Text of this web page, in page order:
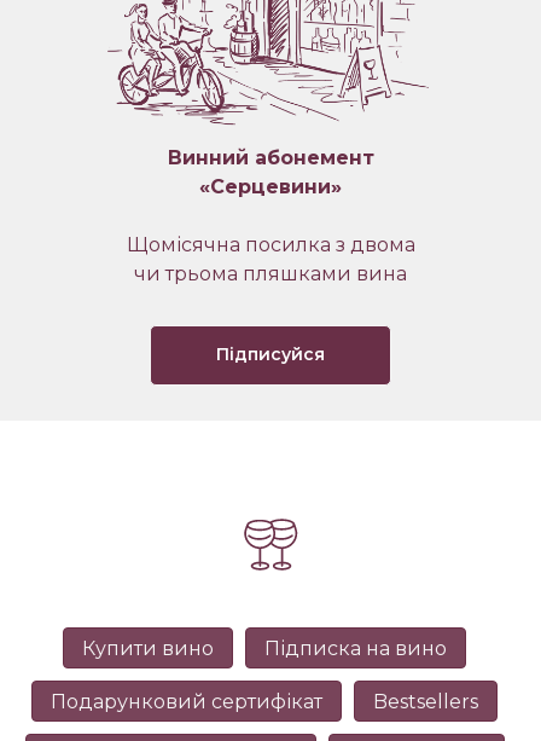
Винний абонемент
«Серцевини»
Щомісячна посилка з двома
чи трьома пляшками вина
Підписуйся
Купити вино Підписка на вино
Подарунковий сертифікат Bestsellers